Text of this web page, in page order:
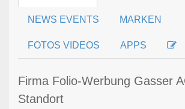
NEWS EVENTS MARKEN
FOTOS VIDEOS APPS
Firma Folio-Werbung Gasser
Standort